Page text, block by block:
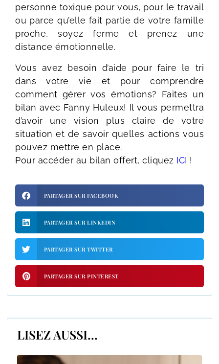
personne toxique pour vous, pour le travail
ou parce qu’elle fait partie de votre famille
proche, soyez ferme et prenez une
distance émotionnelle.
Vous avez besoin d’aide pour faire le tri
dans votre vie et pour comprendre
comment gérer vos émotions? Faites un
bilan avec Fanny Huleux! Il vous permettra
d’avoir une vision plus claire de votre
situation et de savoir quelles actions vous
pouvez mettre en place.
Pour accéder au bilan offert, cliquez ICI !
PARTAGER SUR FACEBOOK
PARTAGER SUR LINKEDIN
PARTAGER SUR TWITTER
PARTAGER SUR PINTEREST
LISEZ AUSSI...